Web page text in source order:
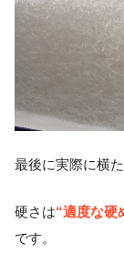
最後に実際に横
硬さは“適度な硬
です。